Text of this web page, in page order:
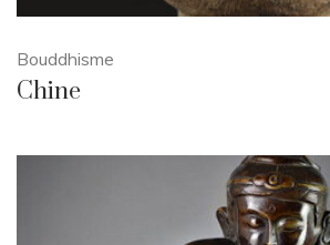
Bouddhisme
Chine